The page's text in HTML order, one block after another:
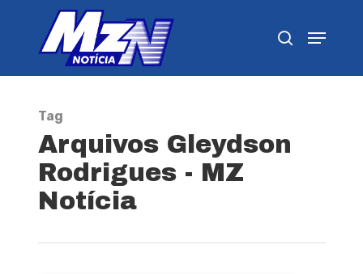
Tag
Arquivos Gleydson
Rodrigues - MZ
Notícia